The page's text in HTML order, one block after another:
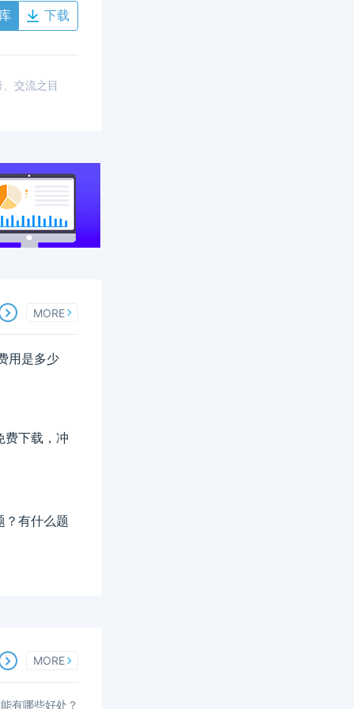
下载
交流之目
MORE
用是多少
费下载，冲
？有什么题
MORE
有哪些好处？